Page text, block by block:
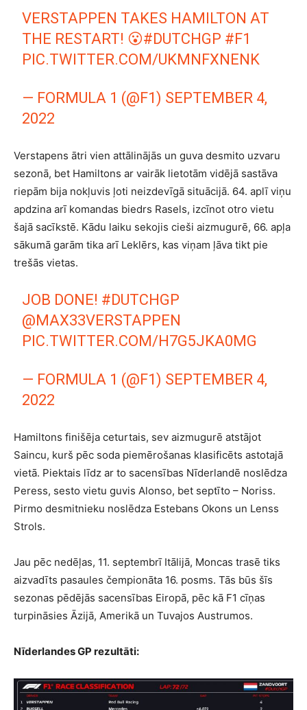
VERSTAPPEN TAKES HAMILTON AT
THE RESTART! 😮#DUTCHGP #F1
PIC.TWITTER.COM/UKMNFXNENK
— FORMULA 1 (@F1) SEPTEMBER 4,
2022
Verstapens ātri vien attālinājās un guva desmito uzvaru
sezonā, bet Hamiltons ar vairāk lietotām vidējā sastāva
riepām bija nokļuvis ļoti neizdevīgā situācijā. 64. aplī viņu
apdzina arī komandas biedrs Rasels, izcīnot otro vietu
šajā sacīkstē. Kādu laiku sekojis cieši aizmugurē, 66. apļa
sākumā garām tika arī Leklērs, kas viņam ļāva tikt pie
trešās vietas.
JOB DONE! #DUTCHGP
@MAX33VERSTAPPEN
PIC.TWITTER.COM/H7G5JKA0MG
— FORMULA 1 (@F1) SEPTEMBER 4,
2022
Hamiltons finišēja ceturtais, sev aizmugurē atstājot
Saincu, kurš pēc soda piemērošanas klasificēts astotajā
vietā. Piektais līdz ar to sacensības Nīderlandē noslēdza
Peress, sesto vietu guvis Alonso, bet septīto – Noriss.
Pirmo desmitnieku noslēdza Estebans Okons un Lenss
Strols.
Jau pēc nedēļas, 11. septembrī Itālijā, Moncas trasē tiks
aizvadīts pasaules čempionāta 16. posms. Tās būs šīs
sezonas pēdējās sacensības Eiropā, pēc kā F1 cīņas
turpināsies Āzijā, Amerikā un Tuvajos Austrumos.
Nīderlandes GP rezultāti: